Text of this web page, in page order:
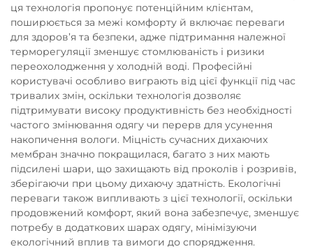
ця технологія пропонує потенційним клієнтам,
поширюється за межі комфорту й включає переваги
для здоров’я та безпеки, адже підтримання належної
терморегуляції зменшує стомлюваність і ризики
переохолодження у холодній воді. Професійні
користувачі особливо виграють від цієї функції під час
тривалих змін, оскільки технологія дозволяє
підтримувати високу продуктивність без необхідності
частого змінювання одягу чи перерв для усунення
накопичення вологи. Міцність сучасних дихаючих
мембран значно покращилася, багато з них мають
підсилені шари, що захищають від проколів і розривів,
зберігаючи при цьому дихаючу здатність. Екологічні
переваги також випливають з цієї технології, оскільки
продовжений комфорт, який вона забезпечує, зменшує
потребу в додаткових шарах одягу, мінімізуючи
екологічний вплив та вимоги до спорядження.